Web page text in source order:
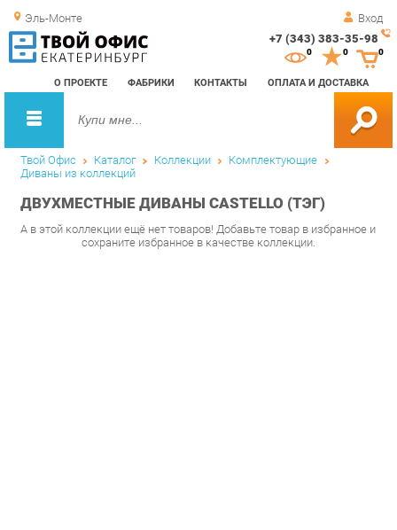
Эль-Монте Вход
+7 (343) 383-35-98
О ПРОЕКТЕ ФАБРИКИ КОНТАКТЫ ОПЛАТА И ДОСТАВКА
0 0
Твой Офис Каталог Коллекции Комплектующие
Диваны из коллекций
ДВУХМЕСТНЫЕ ДИВАНЫ CASTELLO (ТЭГ)
сохраните избранное в качестве коллекции.